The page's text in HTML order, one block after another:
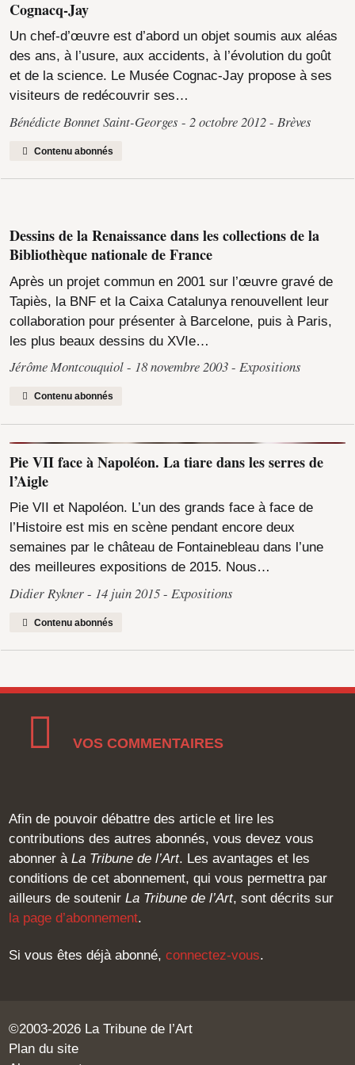
Cognacq-Jay
Un chef-d’œuvre est d’abord un objet soumis aux aléas
des ans, à l’usure, aux accidents, à l’évolution du goût
et de la science. Le Musée Cognac-Jay propose à ses
visiteurs de redécouvrir ses…
Bénédicte Bonnet Saint-Georges 2 octobre 2012 Brèves
Contenu abonnés
Dessins de la Renaissance dans les collections de la
Bibliothèque nationale de France
Après un projet commun en 2001 sur l’œuvre gravé de
Tapiès, la BNF et la Caixa Catalunya renouvellent leur
collaboration pour présenter à Barcelone, puis à Paris,
les plus beaux dessins du XVIe…
Jérôme Montcouquiol 18 novembre 2003 Expositions
Contenu abonnés
Pie VII face à Napoléon. La tiare dans les serres de
l’Aigle
Pie VII et Napoléon. L’un des grands face à face de
l’Histoire est mis en scène pendant encore deux
semaines par le château de Fontainebleau dans l’une
des meilleures expositions de 2015. Nous…
Didier Rykner 14 juin 2015 Expositions
Contenu abonnés
VOS COMMENTAIRES
Afin de pouvoir débattre des article et lire les
contributions des autres abonnés, vous devez vous
abonner àLa Tribune de l’Art. Les avantages et les
conditions de cet abonnement, qui vous permettra par
ailleurs de soutenirLa Tribune de l’Art, sont décrits sur
la page d’abonnement.
Si vous êtes déjà abonné,connectez-vous.
©2003-2026 La Tribune de l’Art
Plan du site